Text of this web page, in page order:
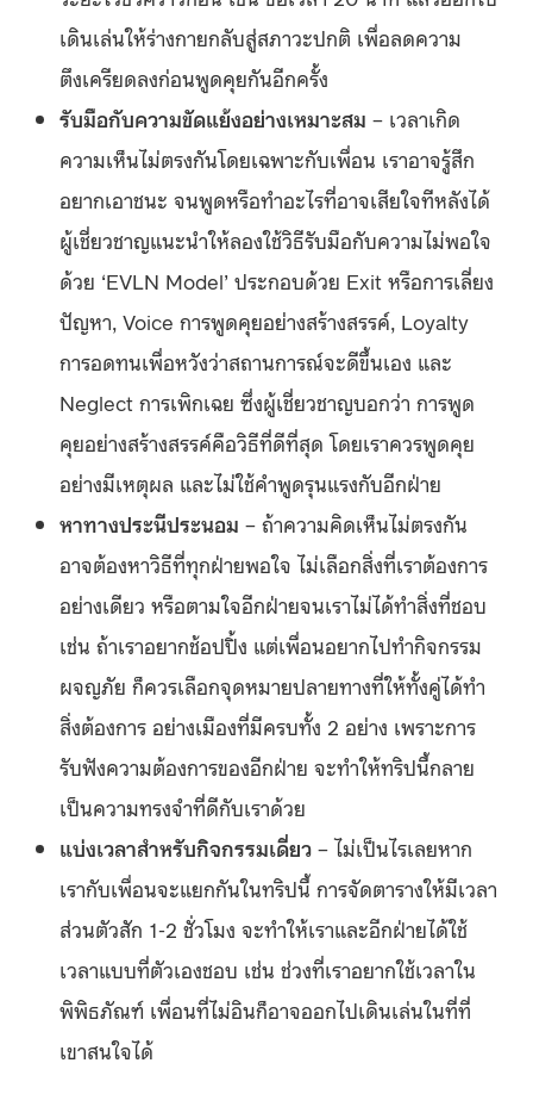
เดินเล่นให้ร่างกายกลับสู่สภาวะปกติ เพื่อลดความ
ตึงเครียดลงก่อนพูดคุยกันอีกครั้ง
รับมือกับความขัดแย้งอย่างเหมาะสม – เวลาเกิด
ความเห็นไม่ตรงกันโดยเฉพาะกับเพื่อน เราอาจรู้สึก
อยากเอาชนะ จนพูดหรือทำอะไรที่อาจเสียใจทีหลังได้
ผู้เชี่ยวชาญแนะนำให้ลองใช้วิธีรับมือกับความไม่พอใจ
ด้วย ‘EVLN Model’ ประกอบด้วย Exit หรือการเลี่ยง
ปัญหา, Voice การพูดคุยอย่างสร้างสรรค์, Loyalty
การอดทนเพื่อหวังว่าสถานการณ์จะดีขึ้นเอง และ
Neglect การเพิกเฉย ซึ่งผู้เชี่ยวชาญบอกว่า การพูด
คุยอย่างสร้างสรรค์คือวิธีที่ดีที่สุด โดยเราควรพูดคุย
อย่างมีเหตุผล และไม่ใช้คำพูดรุนแรงกับอีกฝ่าย
หาทางประนีประนอม – ถ้าความคิดเห็นไม่ตรงกัน
อาจต้องหาวิธีที่ทุกฝ่ายพอใจ ไม่เลือกสิ่งที่เราต้องการ
อย่างเดียว หรือตามใจอีกฝ่ายจนเราไม่ได้ทำสิ่งที่ชอบ
เช่น ถ้าเราอยากช้อปปิ้ง แต่เพื่อนอยากไปทำกิจกรรม
ผจญภัย ก็ควรเลือกจุดหมายปลายทางที่ให้ทั้งคู่ได้ทำ
สิ่งต้องการ อย่างเมืองที่มีครบทั้ง 2 อย่าง เพราะการ
รับฟังความต้องการของอีกฝ่าย จะทำให้ทริปนี้กลาย
เป็นความทรงจำที่ดีกับเราด้วย
แบ่งเวลาสำหรับกิจกรรมเดี่ยว –ไม่เป็นไรเลยหาก
เรากับเพื่อนจะแยกกันในทริปนี้ การจัดตารางให้มีเวลา
ส่วนตัวสัก 1-2 ชั่วโมง จะทำให้เราและอีกฝ่ายได้ใช้
เวลาแบบที่ตัวเองชอบ เช่น ช่วงที่เราอยากใช้เวลาใน
พิพิธภัณฑ์ เพื่อนที่ไม่อินก็อาจออกไปเดินเล่นในที่ที่
เขาสนใจได้